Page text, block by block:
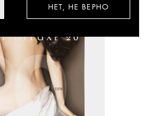
НЕТ, НЕ ВЕРНО